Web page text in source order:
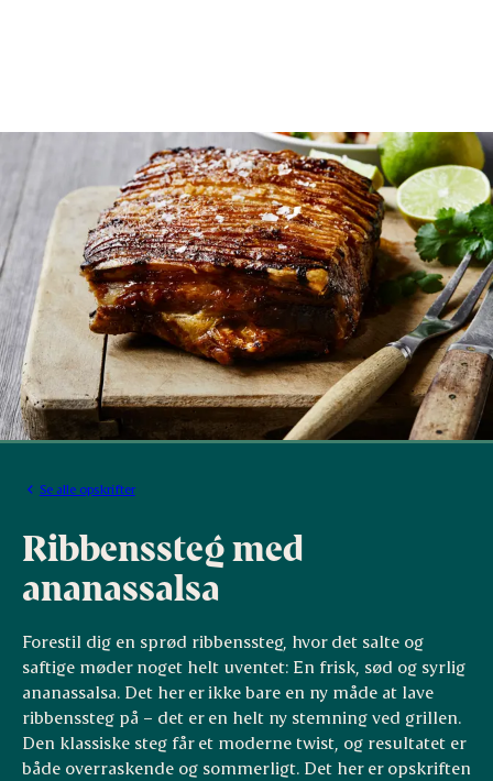
Se alle opskrifter
Ribbenssteg med
ananassalsa
Forestil dig en sprød ribbenssteg, hvor det salte og
saftige møder noget helt uventet: En frisk, sød og syrlig
ananassalsa. Det her er ikke bare en ny måde at lave
ribbenssteg på – det er en helt ny stemning ved grillen.
Den klassiske steg får et moderne twist, og resultatet er
både overraskende og sommerligt. Det her er opskriften